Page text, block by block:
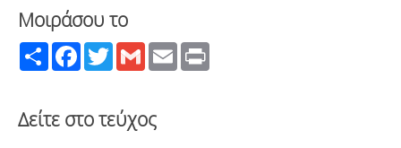
Μοιράσου το
Share FacebookTwitterGmail Email
Δείτε στο τεύχος